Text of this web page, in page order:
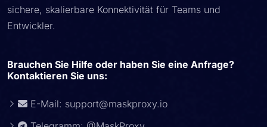
sichere, skalierbare Konnektivität für Teams und
Entwickler.
Brauchen Sie Hilfe oder haben Sie eine Anfrage?
Kontaktieren Sie uns:
E-Mail: support@maskproxy.io